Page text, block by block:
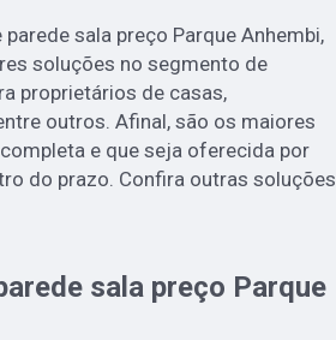
sala preço Parque Anhembi,
soluções no segmento de
proprietários de casas,
outros. Afinal, são os maiores
e que seja oferecida por
do prazo. Confira outras soluções
sala preço Parque